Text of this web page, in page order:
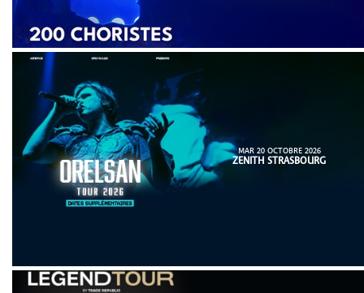
MAR 20 OCTOBRE 2026
ZENITH STRASBOURG